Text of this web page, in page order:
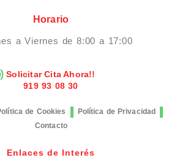
Horario
a Viernes de 8:00 a 17:00
Solicitar Cita Ahora!!
919 93 08 30
de Cookies
Política de Privacidad
Contacto
Enlaces de Interés